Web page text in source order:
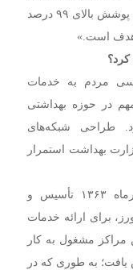
کشور برای دستیابی به دستاوردهای مذکور، پوشش بالای ۹۹ درصد
هدف است.»
مردم به خدمات
در حوزه بهداشتی
طراحی شبکه‌های
بهداشت استمرار
نخستین خانه‌های بهداشت کشور شهریورماه ۱۳۶۳ تأسیس و
برای ارائه خدمات
مراکز مشغول به کار
به طوری که در